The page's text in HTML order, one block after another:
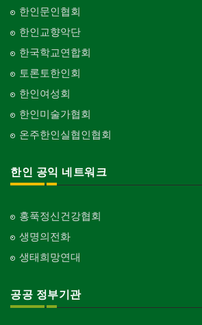
한인문인협회
한인교향악단
한국학교연합회
토론토한인회
한인여성회
한인미술가협회
온주한인실협인협회
한인 공익 네트워크
홍푹정신건강협회
생명의전화
생태희망연대
공공 정부기관